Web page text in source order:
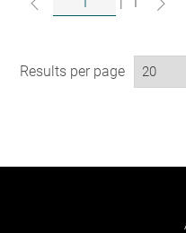
Results per page